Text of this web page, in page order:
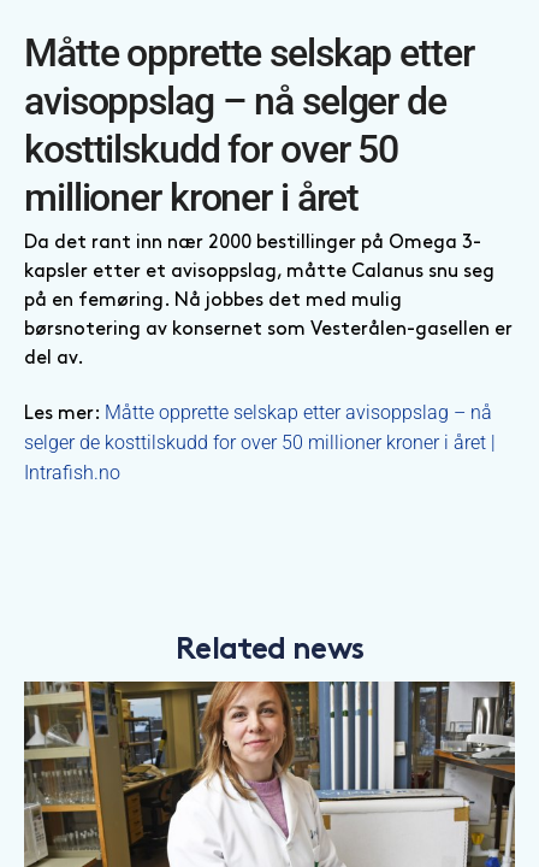
Måtte opprette selskap etter
avisoppslag – nå selger de
kosttilskudd for over 50
millioner kroner i året
Da det rant inn nær 2000 bestillinger på Omega 3-
kapsler etter et avisoppslag, måtte Calanus snu seg
på en femøring. Nå jobbes det med mulig
børsnotering av konsernet som Vesterålen-gasellen er
del av.
Les mer: Måtte opprette selskap etter avisoppslag – nå
selger de kosttilskudd for over 50 millioner kroner i året |
Intrafish.no
Related news